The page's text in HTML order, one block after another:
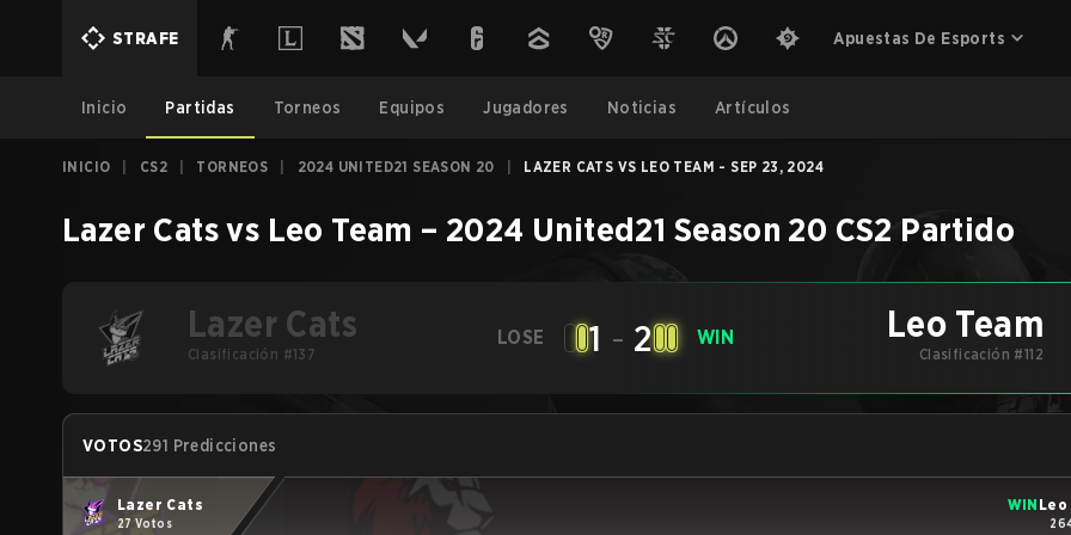
STRAFE Apuestas De Esports
Inicio Partidas Torneos Equipos Jugadores Noticias Artículos
INICIO CS2 TORNEOS 2024 UNITED21 SEASON 20 LAZER CATS VS LEO TEAM - SEP 23, 2024
Lazer Catsvs Leo Team – 2024 United21 Season 20 CS2 Partido
Lazer Cats
Clasificación #137
LOSE 1 - 2 WIN Leo Team
Clasificación #112
VOTOS291 Predicciones
Lazer Cats
27 Votos
WIN Leo